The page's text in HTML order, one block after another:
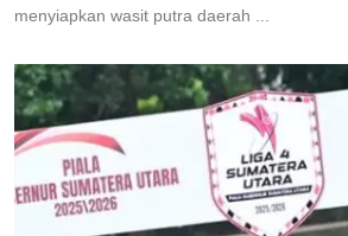
menyiapkan wasit putra daerah ...